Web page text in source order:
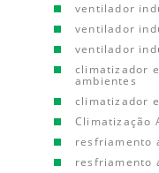
ventilador
ventilador
ventilador
climatizador
ambientes
climatizador
Climatização
resfriamento
resfriamento